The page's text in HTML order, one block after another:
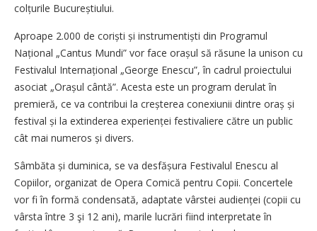
colțurile Bucureștiului.
Aproape 2.000 de coriști și instrumentiști din Programul
Național „Cantus Mundi” vor face orașul să răsune la unison cu
Festivalul Internațional „George Enescu”, în cadrul proiectului
asociat „Orașul cântă”. Acesta este un program derulat în
premieră, ce va contribui la crește­rea conexiunii dintre oraș și
festival și la extinderea experienței festivaliere către un public
cât mai numeros și divers.
Sâmbăta și duminica, se va desfășura Festivalul Enescu al
Copiilor, organizat de Opera Comică pentru Copii. Concertele
vor fi în formă condensată, adaptate vârstei audienței (copii cu
vârsta între 3 şi 12 ani), marile lucrări fiind interpretate în